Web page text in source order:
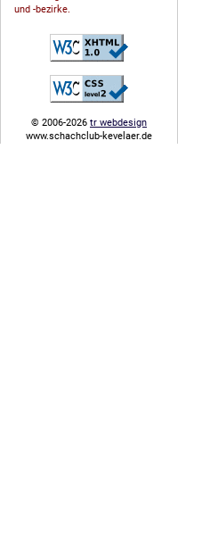
und -bezirke.
© 2006-2026 tr webdesign
www.schachclub-kevelaer.de